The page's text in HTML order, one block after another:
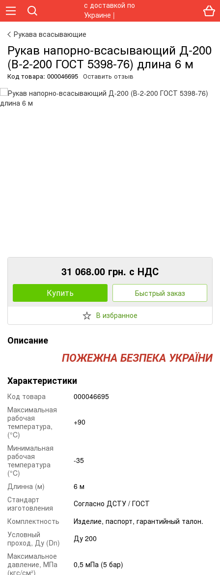
Рукава всасывающие
Рукав напорно-всасывающий Д-200
(В-2-200 ГОСТ 5398-76) длина 6 м
Код товара: 000046695 Оставить отзыв
31 068.00 грн. с НДС
Купить Быстрый заказ
В избранное
Описание
ПОЖЕЖНА БЕЗПЕКА УКРАЇНИ
Характеристики
Код товара
000046695
Максимальная
рабочая
температура,
(°C)
+90
Минимальная
рабочая
температура
(°C)
-35
Длинна (м)
6 м
Стандарт
изготовления
Согласно ДСТУ / ГОСТ
Комплектность
Изделие, паспорт, гарантийный талон.
Условный
проход, Ду (Dn)
Ду 200
Максимальное
давление, МПа
(кгс/см²)
0,5 мПа (5 бар)